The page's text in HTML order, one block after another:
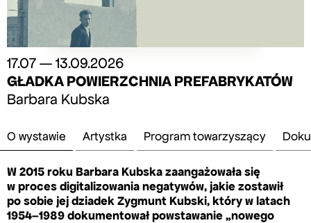
17.07 — 13.09.2026
GŁADKA POWIERZCHNIA PREFABRYKATÓW
Barbara Kubska
O wystawie Artystka Program towarzyszący
W 2015 roku Barbara Kubska zaangażowała się
w proces digitalizowania negatywów, jakie zostawił
po sobie jej dziadek Zygmunt Kubski, który w latach
1954–1989 dokumentował powstawanie „nowego